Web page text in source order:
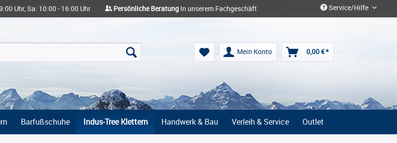
Uhr, Sa: 10:00 - 16:00 Uhr Persönliche Beratung In unserem Fachgeschäft Service/Hilfe
Mein Konto 0,00 € *
Barfußschuhe Indus-Tree Klettern Handwerk & Bau Verleih & Service Outlet